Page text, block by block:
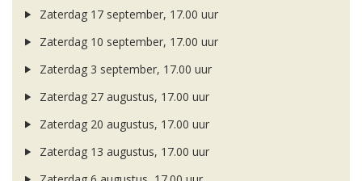
Zaterdag 17 september, 17.00 uur
Zaterdag 10 september, 17.00 uur
Zaterdag 3 september, 17.00 uur
Zaterdag 27 augustus, 17.00 uur
Zaterdag 20 augustus, 17.00 uur
Zaterdag 13 augustus, 17.00 uur